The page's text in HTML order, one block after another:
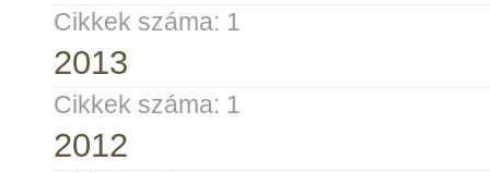
Cikkek száma: 1
2013
Cikkek száma: 1
2012